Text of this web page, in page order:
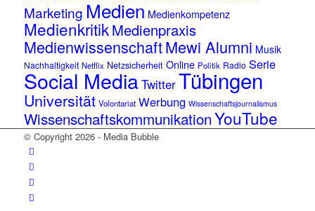
Marketing Medien Medienkompetenz
MedienkritikMedienpraxis
MedienwissenschaftMewi Alumni Musik
Nachhaltigkeit Netflix Netzsicherheit Online Politik Radio Serie
Social MediaTwitterTübingen
Universität Volontariat Werbung Wissenschaftsjournalismus
WissenschaftskommunikationYouTube
© Copyright 2026 - Media Bubble